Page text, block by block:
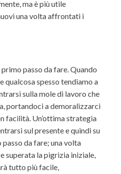
ma è più utile
una volta affrontati i
passo da fare. Quando
qualcosa spesso tendiamo a
sulla mole di lavoro che
portandoci a demoralizzarci
facilità. Un’ottima strategia
sul presente e quindi su
passo da fare; una volta
superata la pigrizia iniziale,
tutto più facile,